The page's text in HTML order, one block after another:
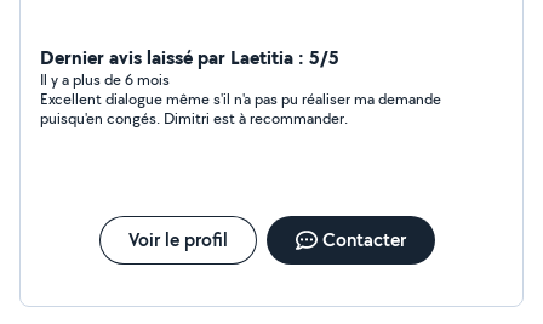
Dernier avis laissé par Laetitia : 5/5
Il y a plus de 6 mois
Excellent dialogue même s'il n'a pas pu réaliser ma demande
puisqu'en congés. Dimitri est à recommander.
Voir le profil Contacter